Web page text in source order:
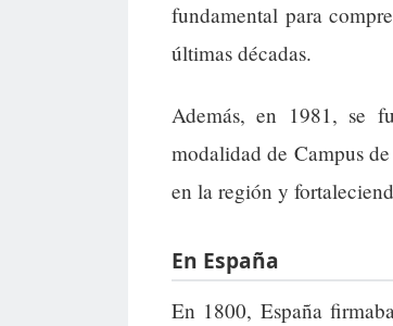
fundamental para
últimas décadas.
Además, en 1981, se
modalidad de Campus
en la región y
En España
En 1800, España